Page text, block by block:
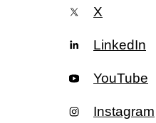
X
LinkedIn
YouTube
Instagram